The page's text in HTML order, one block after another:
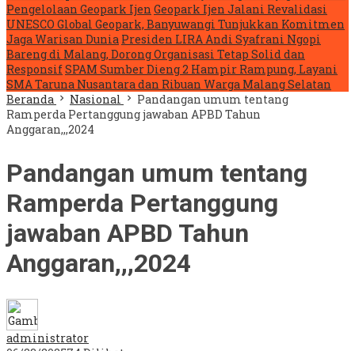
Pengelolaan Geopark Ijen Geopark Ijen Jalani Revalidasi
UNESCO Global Geopark, Banyuwangi Tunjukkan Komitmen
Jaga Warisan Dunia Presiden LIRA Andi Syafrani Ngopi
Bareng di Malang, Dorong Organisasi Tetap Solid dan
ResponsifSPAM Sumber Dieng 2 Hampir Rampung, Layani
SMA Taruna Nusantara dan Ribuan Warga Malang Selatan
Beranda
Nasional
Pandangan umum tentang
Ramperda Pertanggung jawaban APBD Tahun
Anggaran,,,2024
Pandangan umum tentang
Ramperda Pertanggung
jawaban APBD Tahun
Anggaran,,,2024
administrator